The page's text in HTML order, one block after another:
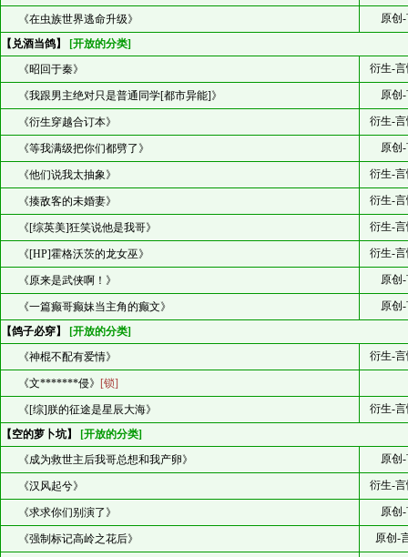
《在虫族世界逃命升级》
原创
【兑酒当鸽】
[开放的分类]
《昭回于秦》
衍生-
《我跟男主绝对只是普通同学[都市异能]》 原创
《衍生穿越合订本》 衍生-
《等我满级把你们都劈了》 原创
《他们说我太抽象》 衍生-
《揍敌客的未婚妻》 衍生-
《[综英美]狂笑说他是我哥》 衍生-
《[HP]霍格沃茨的龙女巫》 衍生-
《原来是武侠啊！》 原创
《一篇癫哥癫妹当主角的癫文》
原创
【鸽子必穿】
[开放的分类]
《神棍不配有爱情》
衍生-
《文*******侵》 [锁]
《[综]朕的征途是星辰大海》
衍生-
【空的萝卜坑】
[开放的分类]
《成为救世主后我哥总想和我产卵》
原创
《汉风起兮》 衍生-
《求求你们别演了》 原创
《强制标记高岭之花后》 原创-